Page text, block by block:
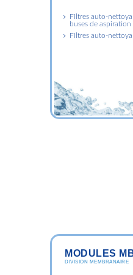
Filtres auto-
buses de aspiration
Filtres auto-
MODULES
DIVISION MEMBRANAIRE